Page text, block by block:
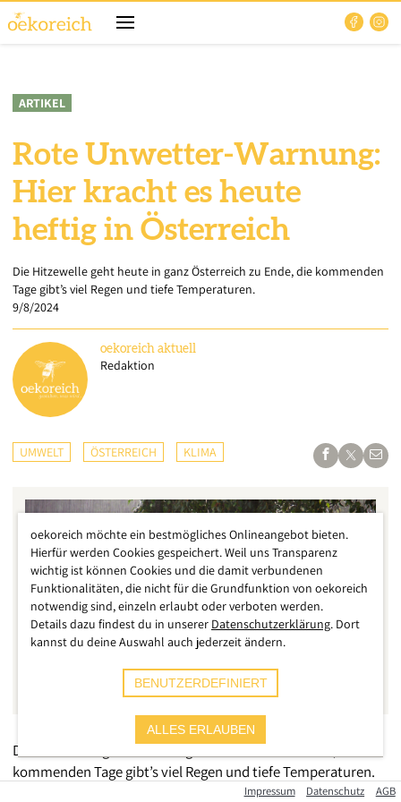
ARTIKEL
Rote Unwetter-Warnung:
Hier kracht es heute
heftig in Österreich
Die Hitzewelle geht heute in ganz Österreich zu Ende, die kommenden
Tage gibt’s viel Regen und tiefe Temperaturen.
9/8/2024
oekoreich aktuell
Redaktion
UMWELT ÖSTERREICH KLIMA
Die Hitzewelle geht heute in ganz Österreich zu Ende, die
kommenden Tage gibt’s viel Regen und tiefe Temperaturen.
Während es in einigen Gebieten sogar schon Schnee bei rund
Impressum Datenschutz AGB
oekoreich möchte ein bestmögliches Onlineangebot bieten.
Hierfür werden Cookies gespeichert. Weil uns Transparenz
wichtig ist können Cookies und die damit verbundenen
Funktionalitäten, die nicht für die Grundfunktion von oekoreich
notwendig sind, einzeln erlaubt oder verboten werden.
Details dazu findest du in unserer Datenschutzerklärung. Dort
kannst du deine Auswahl auch jederzeit ändern.
BENUTZERDEFINIERT
ALLES ERLAUBEN